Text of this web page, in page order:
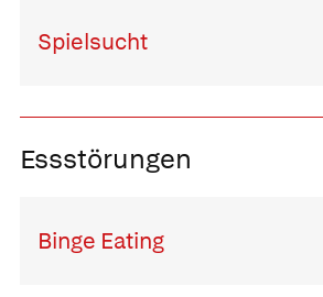
Spielsucht
Essstörungen
Binge Eating